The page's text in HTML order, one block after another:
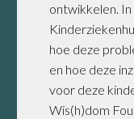
ontwikkelen.
hoe deze
en hoe deze
voor deze
Wis(h)dom